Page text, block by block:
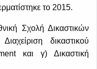
το 2015.
Σχολή Δικαστικών
δικαστικού
και γ) Δικαστική